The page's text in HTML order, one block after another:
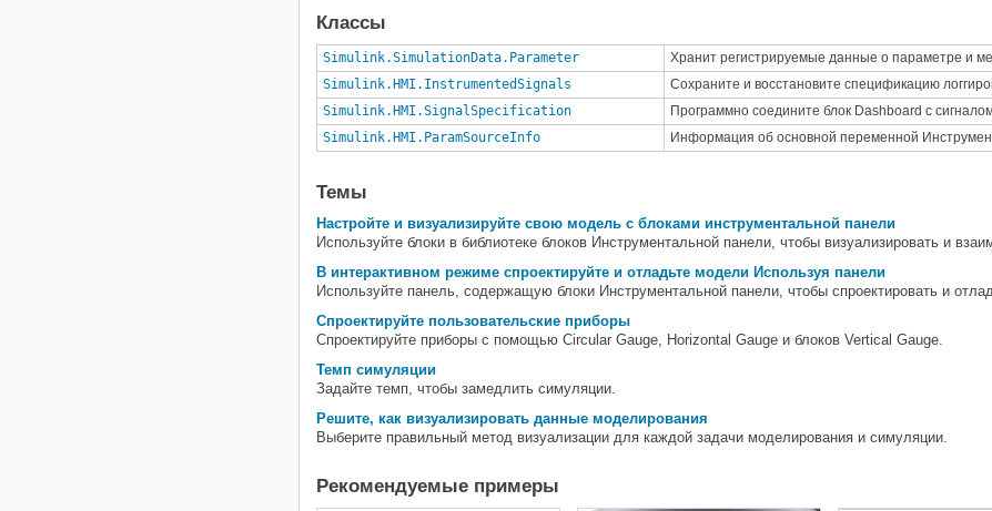
Классы
Simulink.SimulationData.Parameter
Хранит регистрируемые данные о параметре и
Simulink.HMI.InstrumentedSignals
Сохраните и восстановите спецификацию
Simulink.HMI.SignalSpecification
Программно соедините блок Dashboard с
Simulink.HMI.ParamSourceInfo
Информация об основной переменной
Темы
Настройте и визуализируйте свою модель с блоками инструментальной панели
Используйте блоки в библиотеке блоков Инструментальной панели, чтобы визуализировать и
В интерактивном режиме спроектируйте и отладьте модели Используя панели
Используйте панель, содержащую блоки Инструментальной панели, чтобы спроектировать и
Спроектируйте пользовательские приборы
Спроектируйте приборы с помощью Circular Gauge, Horizontal Gauge и блоков Vertical Gauge.
Темп симуляции
Задайте темп, чтобы замедлить симуляции.
Решите, как визуализировать данные моделирования
Выберите правильный метод визуализации для каждой задачи моделирования и симуляции.
Рекомендуемые примеры